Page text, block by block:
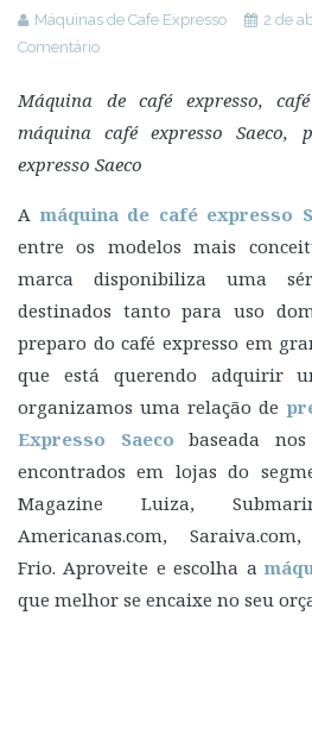
Máquinas de Cafe Expresso 2 de
Comentário
Máquina de café expresso,
máquina café expresso Saeco,
expresso Saeco
A máquina de café expresso
entre os modelos mais
marca disponibiliza uma
destinados tanto para uso
preparo do café expresso em
que está querendo adquirir
organizamos uma relação de
Expresso Saeco baseada
encontrados em lojas do
Magazine Luiza,
Americanas.com,
Frio. Aproveite e escolha a
que melhor se encaixe no seu